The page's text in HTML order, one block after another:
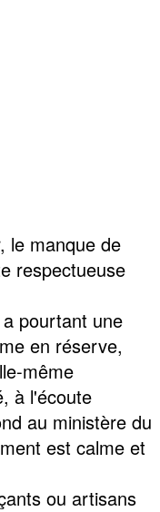
le manque de
respectueuse
pourtant une
en réserve,
même
à l'écoute
au ministère du
est calme et
ou artisans